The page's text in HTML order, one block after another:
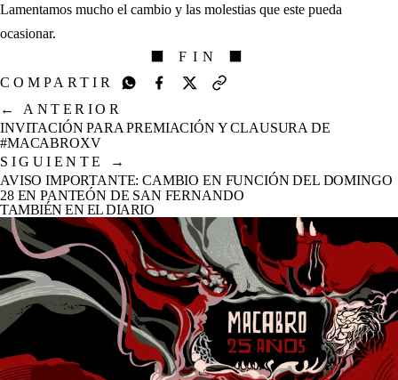
Lamentamos mucho el cambio y las molestias que este pueda
ocasionar.
⬛ FIN ⬛
COMPARTIR
← ANTERIOR
INVITACIÓN PARA PREMIACIÓN Y CLAUSURA DE
#MACABROXV
SIGUIENTE
→
AVISO IMPORTANTE: CAMBIO EN FUNCIÓN DEL DOMINGO
28 EN PANTEÓN DE SAN FERNANDO
TAMBIÉN EN EL DIARIO